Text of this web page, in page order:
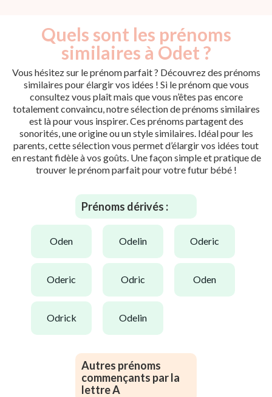
Quels sont les prénoms
similaires à Odet ?
Vous hésitez sur le prénom parfait ? Découvrez des prénoms
similaires pour élargir vos idées ! Si le prénom que vous
consultez vous plaît mais que vous n’êtes pas encore
totalement convaincu, notre sélection de prénoms similaires
est là pour vous inspirer. Ces prénoms partagent des
sonorités, une origine ou un style similaires. Idéal pour les
parents, cette sélection vous permet d’élargir vos idées tout
en restant fidèle à vos goûts. Une façon simple et pratique de
trouver le prénom parfait pour votre futur bébé !
Prénoms dérivés :
oden odelin oderic
oderic odric oden
odrick odelin
Autres prénoms
commençants par la
lettre A